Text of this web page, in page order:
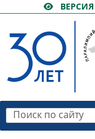
Поиск по сайту